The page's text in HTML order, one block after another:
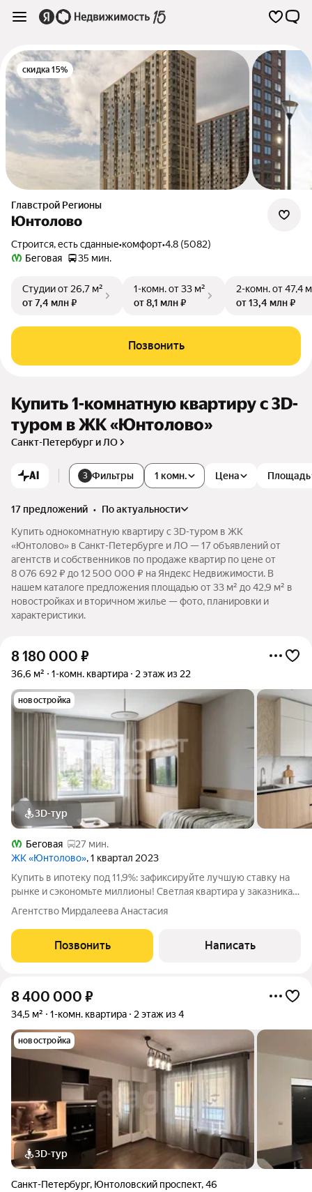
скидка 15%
Главстрой Регионы
Юнтолово
Строится, есть сданные•комфорт•4.8 (5082)
Беговая
35 мин.
Студииот 26,7 м²
от 7,4 млн ₽
1-комн.от 33 м²
от 8,1 млн ₽
2-комн.от 47,4
от 13,4 млн ₽
Позвонить
Купить 1-комнатную квартиру c 3D-
туром в ЖК «Юнтолово»
Санкт-Петербург и ЛО
AI 3 Фильтры 1 комн. Цена Площадь
17 предложений •
по актуальности
Купить однокомнатную квартиру c 3D-туром в ЖК
«Юнтолово» в Санкт-Петербурге и ЛО — 17 объявлений от
агентств и собственников по продаже квартир по цене от
8 076 692 ₽ до 12 500 000 ₽ на Яндекс Недвижимости. В
нашем каталоге предложения площадью от 33 м² до 42,9 м² в
новостройках и вторичном жилье — фото, планировки и
характеристики.
8 180 000 ₽
36,6 м² 1-комн. квартира 2 этаж из 22
новостройка
3D-тур
Беговая
27 мин.
ЖК «Юнтолово», 1 квартал 2023
Купить в ипотеку под 11,9%: зафиксируйте лучшую ставку на
рынке и сэкономьте миллионы! Светлая квартира у заказника:
ваш идеальный проект и чистый холст для ремонта мечты! В
галерею к объявлению мы прикрепили варианты 3D-рендера с
примером готового
Агентство Мирдалеева Анастасия
Позвонить Написать
8 400 000 ₽
34,5 м² 1-комн. квартира 2 этаж из 4
новостройка
3D-тур
Санкт-Петербург, Юнтоловский проспект,46